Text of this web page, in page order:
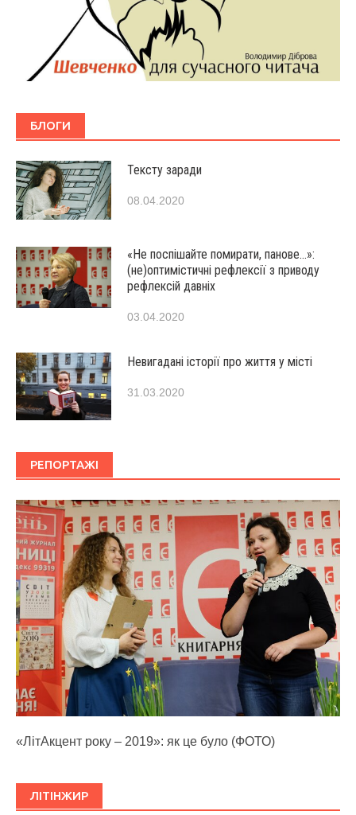
БЛОГИ
Тексту заради
08.04.2020
«Не поспішайте помирати, панове…»:
(не)оптимістичні рефлексії з приводу
рефлексій давніх
03.04.2020
Невигадані історії про життя у місті
31.03.2020
РЕПОРТАЖІ
«ЛітАкцент року – 2019»: як це було (ФОТО)
ЛІТІНЖИР